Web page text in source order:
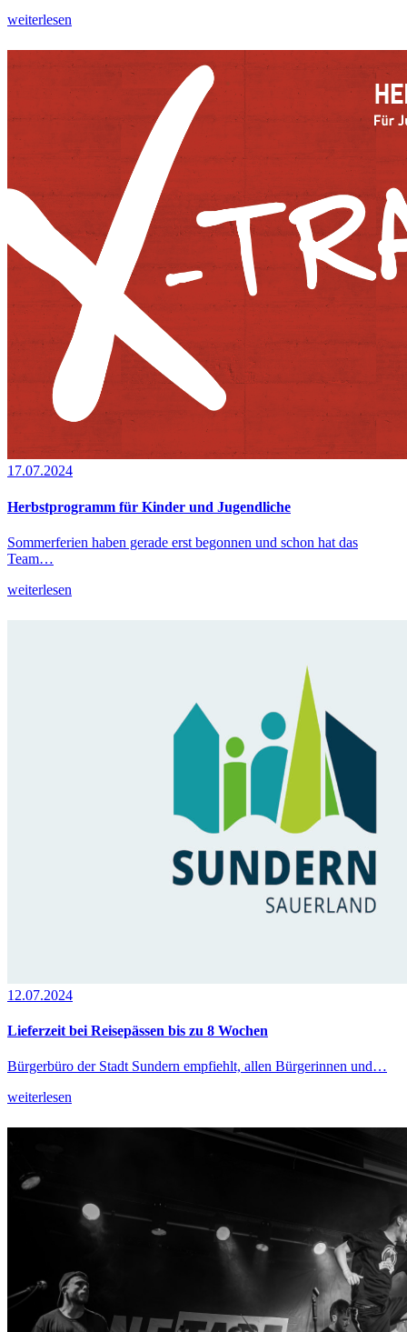
weiterlesen
17.07.2024
Herbstprogramm für Kinder und Jugendliche
Sommerferien haben gerade erst begonnen und schon hat das
Team…
weiterlesen
12.07.2024
Lieferzeit bei Reisepässen bis zu 8 Wochen
Bürgerbüro der Stadt Sundern empfiehlt, allen Bürgerinnen und…
weiterlesen